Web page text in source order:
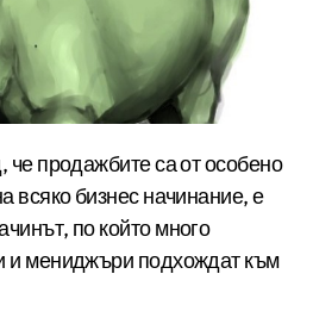
всяко бизнес начинание, е
по който много
и мениджъри подхождат към